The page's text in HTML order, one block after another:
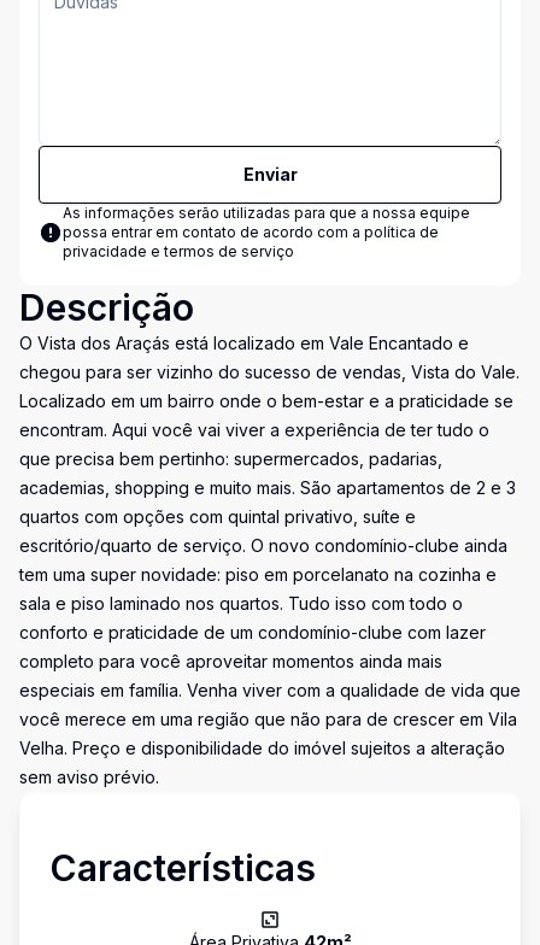
Enviar
As informações serão utilizadas para que a nossa equipe
possa entrar em contato de acordo com a política de
privacidade e termos de serviço
Descrição
O Vista dos Araçás está localizado em Vale Encantado e
chegou para ser vizinho do sucesso de vendas, Vista do Vale.
Localizado em um bairro onde o bem-estar e a praticidade se
encontram. Aqui você vai viver a experiência de ter tudo o
que precisa bem pertinho: supermercados, padarias,
academias, shopping e muito mais. São apartamentos de 2 e 3
quartos com opções com quintal privativo, suíte e
escritório/quarto de serviço. O novo condomínio-clube ainda
tem uma super novidade: piso em porcelanato na cozinha e
sala e piso laminado nos quartos. Tudo isso com todo o
conforto e praticidade de um condomínio-clube com lazer
completo para você aproveitar momentos ainda mais
especiais em família. Venha viver com a qualidade de vida que
você merece em uma região que não para de crescer em Vila
Velha. Preço e disponibilidade do imóvel sujeitos a alteração
sem aviso prévio.
Características